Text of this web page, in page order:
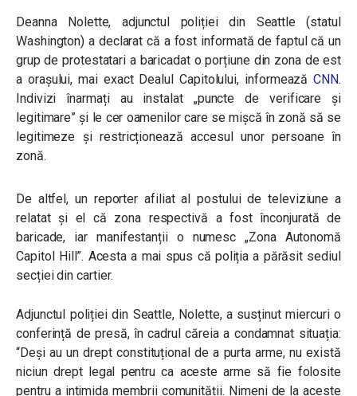
Deanna Nolette, adjunctul poliției din Seattle (statul
Washington) a declarat că a fost informată de faptul că un
grup de protestatari a baricadat o porțiune din zona de est
a orașului, mai exact Dealul Capitolului, informeazăCNN.
Indivizi înarmați au instalat „puncte de verificare și
legitimare” și le cer oamenilorcare se mișcă în zonă să se
legitimeze și restricționează accesul unor persoane în
zonă.
De altfel, un reporter afiliat al postului de televiziune a
relatat și el că zona respectivă a fost înconjurată de
baricade, iar manifestanții o numesc „Zona Autonomă
Capitol Hill”. Acesta a mai spus că poliția a părăsit sediul
secției din cartier.
Adjunctul poliției din Seattle, Nolette, a susținut miercuri o
conferință de presă, în cadrul căreia a condamnat situația:
“Deși au un drept constituțional de a purta arme, nu există
niciun drept legal pentru ca aceste arme să fie folosite
pentru a intimida membrii comunității. Nimeni de la aceste